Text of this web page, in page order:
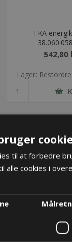
TKA
542,80
Lager:
til at forbedre
alle cookies i